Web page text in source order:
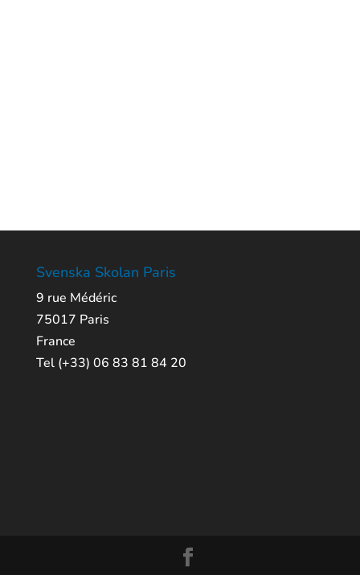
Svenska Skolan Paris
9 rue Médéric
75017 Paris
France
Tel (+33) 06 83 81 84 20